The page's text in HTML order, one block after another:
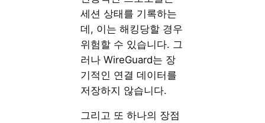
세션 상태를 기록하는
데, 이는 해킹당할 경우
위험할 수 있습니다. 그
러나 WireGuard는 장
기적인 연결 데이터를
저장하지 않습니다.
그리고 또 하나의 장점